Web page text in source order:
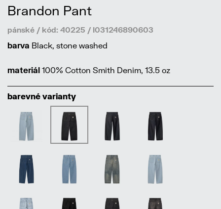
Brandon Pant
pánské / kód: 40225 / I031246890603
barva Black, stone washed
materiál 100% Cotton Smith Denim, 13.5 oz
barevné varianty